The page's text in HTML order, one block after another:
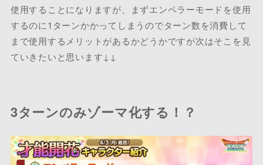
使用することになりますが、まずエンペラーモードを使用
するのに1ターンかかってしまうのでターン数を消費して
まで使用するメリットがあるかどうかですが次はそこを見
ていきたいと思います↓↓
3ターンのみゾーマ化する！？